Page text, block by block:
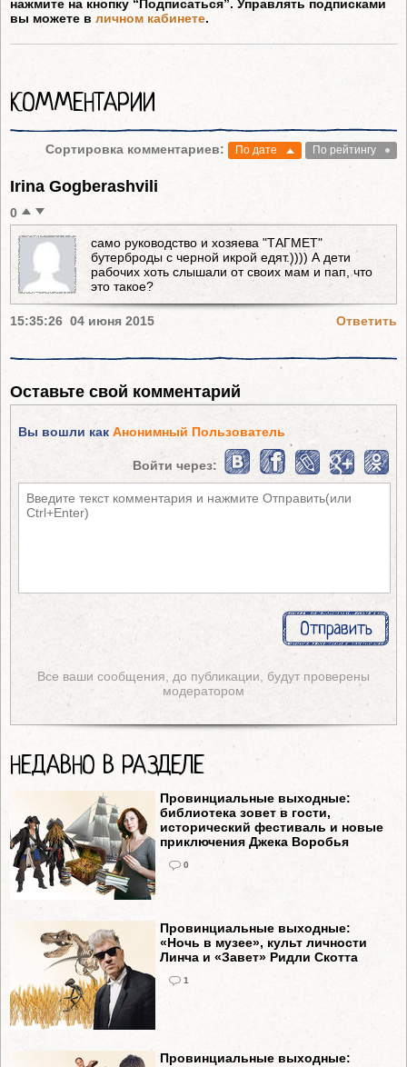
нажмите на кнопку “Подписаться”. Управлять подписками
вы можете в личном кабинете.
КОММЕНТАРИИ
Сортировка комментариев: По дате По рейтингу
Irina Gogberashvili
0
само руководство и хозяева "ТАГМЕТ"
бутерброды с черной икрой едят.)))) А дети
рабочих хоть слышали от своих мам и пап, что
это такое?
15:35:26 04 июня 2015 Ответить
Оставьте свой комментарий
Вы вошли как Анонимный Пользователь
Войти через:
Все ваши сообщения, до публикации, будут проверены
модератором
НЕДАВНО В РАЗДЕЛЕ
Провинциальные выходные:
библиотека зовет в гости,
исторический фестиваль и новые
приключения Джека Воробья
0
Провинциальные выходные:
«Ночь в музее», культ личности
Линча и «Завет» Ридли Скотта
1
Провинциальные выходные: